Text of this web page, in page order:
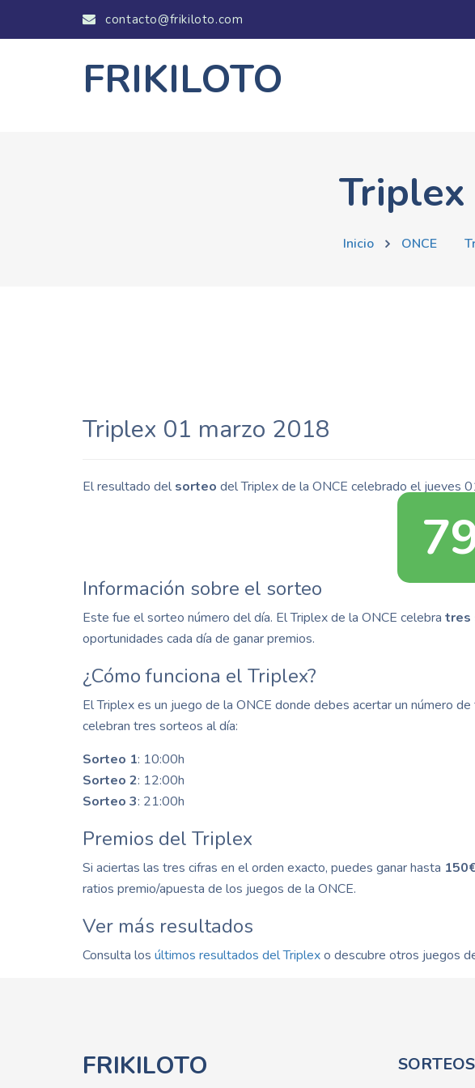
contacto@frikiloto.com
FRIKILOTO
Inicio ONCE
Triplex 01 marzo 2018
El resultado del sorteo del Triplex de la ONCE celebrado el jueves
Información sobre el sorteo
Este fue el sorteo número del día. El Triplex de la ONCE celebra tres
oportunidades cada día de ganar premios.
¿Cómo funciona el Triplex?
El Triplex es un juego de la ONCE donde debes acertar un número
celebran tres sorteos al día:
Sorteo 1: 10:00h
Sorteo 2: 12:00h
Sorteo 3: 21:00h
Premios del Triplex
Si aciertas las tres cifras en el orden exacto, puedes ganar hasta
ratios premio/apuesta de los juegos de la ONCE.
Ver más resultados
Consulta los últimos resultados del Triplexo descubre otros juegos
FRIKILOTO